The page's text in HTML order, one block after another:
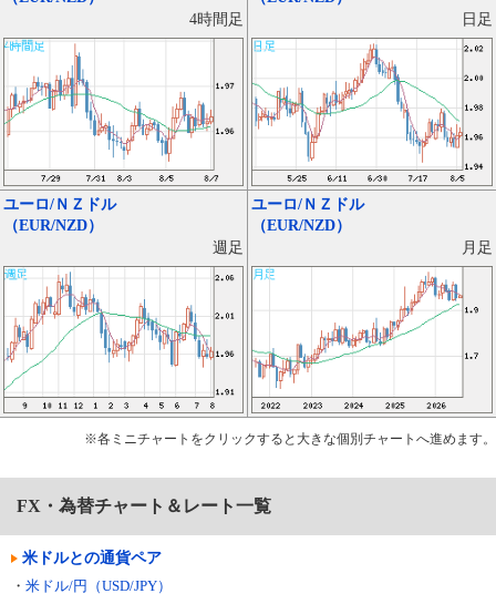
4時間足
日足
ユーロ/ＮＺドル
（EUR/NZD）
週足
ユーロ/ＮＺドル
（EUR/NZD）
月足
※各ミニチャートをクリックすると大きな個別チャートへ進めます。
FX・為替チャート＆レート一覧
米ドルとの通貨ペア
・ 米ドル/円（USD/JPY）